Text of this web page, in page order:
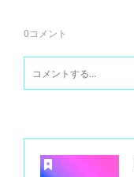
0コメント